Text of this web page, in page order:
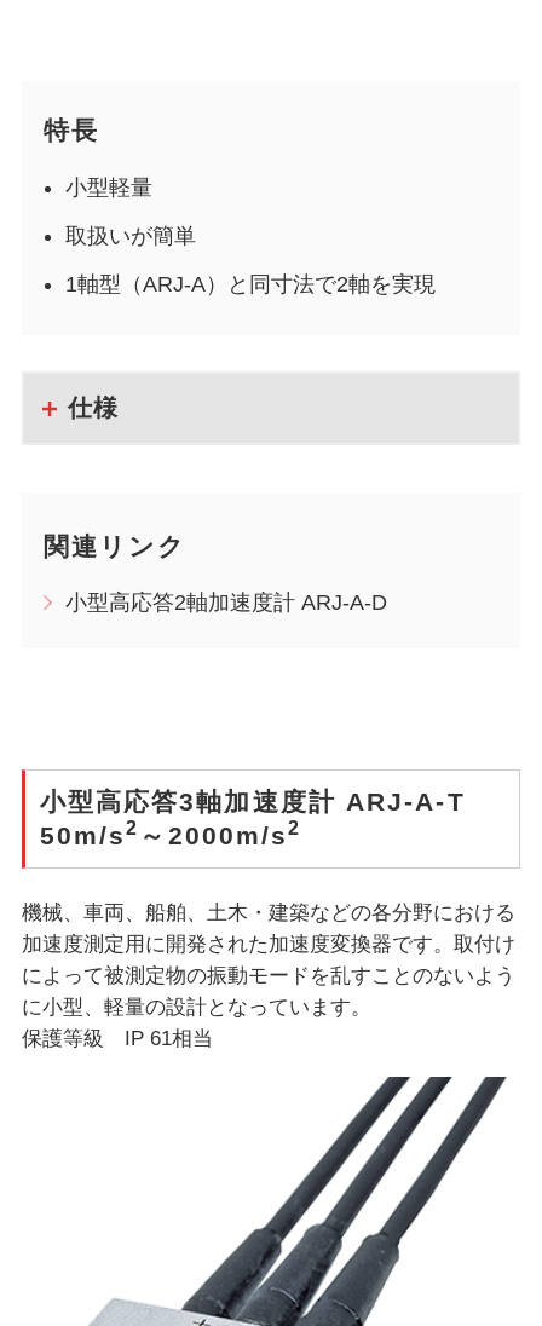
特長
小型軽量
取扱いが簡単
1軸型（ARJ-A）と同寸法で2軸を実現
仕様
関連リンク
小型高応答2軸加速度計 ARJ-A-D
小型高応答3軸加速度計 ARJ-A-T
50m/s2 ～2000m/s2
機械、車両、船舶、土木・建築などの各分野における
加速度測定用に開発された加速度変換器です。取付け
によって被測定物の振動モードを乱すことのないよう
に小型、軽量の設計となっています。
保護等級 IP 61相当